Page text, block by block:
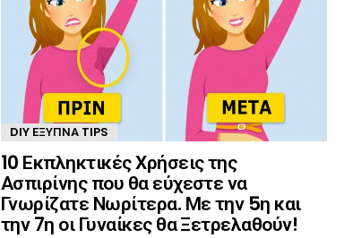
DIY ΈΞΥΠΝΑ TIPS
10 Εκπληκτικές Χρήσεις της
Ασπιρίνης που θα εύχεστε να
Γνωρίζατε Νωρίτερα. Με την 5η και
την 7η οι Γυναίκες θα Ξετρελαθούν!